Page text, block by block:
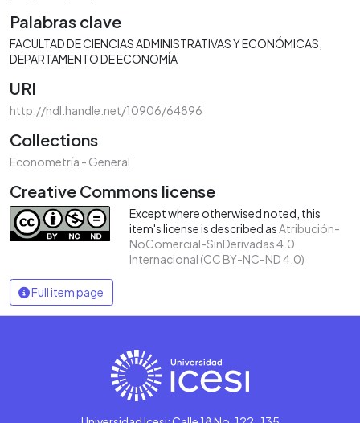
Palabras clave
FACULTAD DE CIENCIAS ADMINISTRATIVAS Y ECONÓMICAS
DEPARTAMENTO DE ECONOMÍA
URI
http://hdl.handle.net/10906/64896
Collections
Econometría - General
Creative Commons license
Except where otherwised noted, this
item's license is described asAtribución-
NoComercial-SinDerivadas 4.0
Internacional (CC BY-NC-ND 4.0)
Full item page